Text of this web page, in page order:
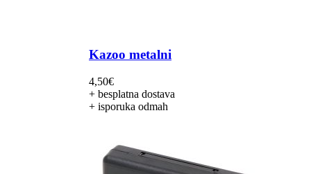
Kazoo metalni
4,50€
+ besplatna dostava
+ isporuka odmah